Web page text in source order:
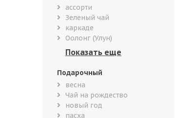
ассорти
Зеленый чай
каркаде
Оолонг (Улун)
Подарочный
весна
Чай на рождество
новый год
пасха